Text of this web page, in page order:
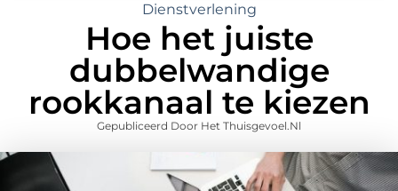
Dienstverlening
Hoe het juiste
dubbelwandige
rookkanaal te kiezen
Gepubliceerd Door Het Thuisgevoel.nl